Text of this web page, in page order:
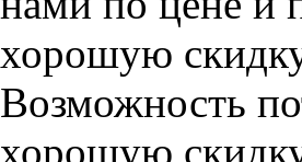
Возможность
хорошую